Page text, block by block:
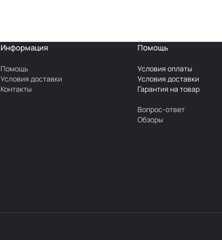
Информация
Помощь
Условия доставки
Контакты
Помощь
Условия оплаты
Условия доставки
Гарантия на товар
Вопрос-ответ
Обзоры